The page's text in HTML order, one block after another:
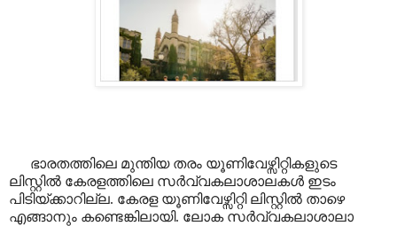
ഭാരതത്തിലെ മുന്തിയ തരം യൂണിവേഴ്സിറ്റികളുടെ
ലിസ്റ്റിൽ കേരളത്തിലെ സർവ്വകലാശാലകൾ ഇടം
പിടിയ്ക്കാറില്ല. കേരള യൂണിവേഴ്സിറ്റി ലിസ്റ്റിൽ താഴെ
എങ്ങാനും കണ്ടെങ്കിലായി. ലോക സർവ്വകലാശാലാ